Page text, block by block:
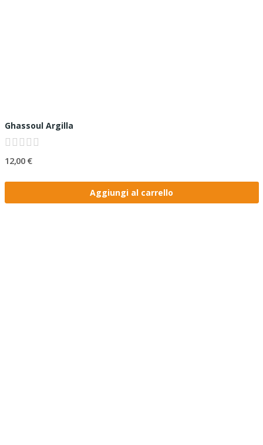
Ghassoul Argilla
12,00 €
Aggiungi al carrello